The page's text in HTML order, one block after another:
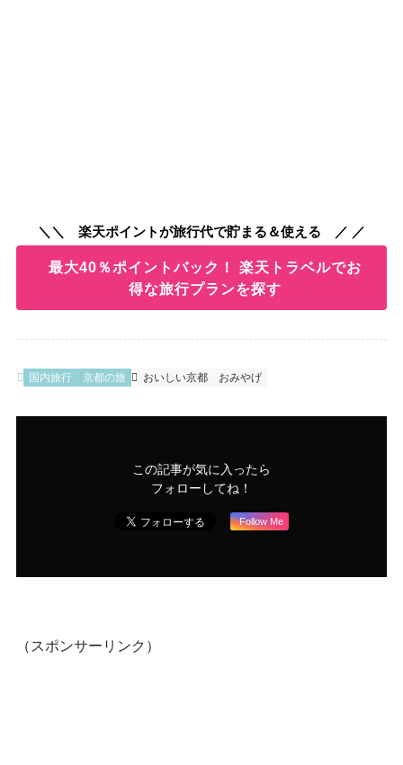
＼＼ 楽天ポイントが旅行代で貯まる＆使える ／ ／
最大40％ポイントバック！ 楽天トラベルでお
得な旅行プランを探す
国内旅行 京都の旅 おいしい京都 おみやげ
この記事が気に入ったら
フォローしてね！
Follow Me
（スポンサーリンク）